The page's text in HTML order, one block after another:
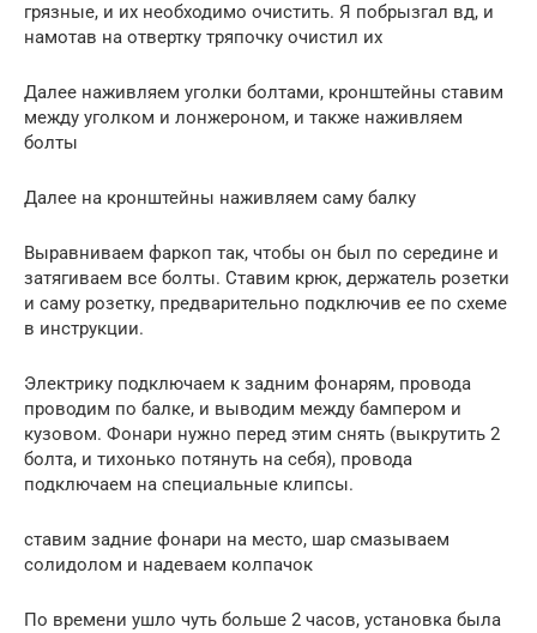
грязные, и их необходимо очистить. Я побрызгал вд, и
намотав на отвертку тряпочку очистил их
Далее наживляем уголки болтами, кронштейны ставим
между уголком и лонжероном, и также наживляем
болты
Далее на кронштейны наживляем саму балку
Выравниваем фаркоп так, чтобы он был по середине и
затягиваем все болты. Ставим крюк, держатель розетки
и саму розетку, предварительно подключив ее по схеме
в инструкции.
Электрику подключаем к задним фонарям, провода
проводим по балке, и выводим между бампером и
кузовом. Фонари нужно перед этим снять (выкрутить 2
болта, и тихонько потянуть на себя), провода
подключаем на специальные клипсы.
ставим задние фонари на место, шар смазываем
солидолом и надеваем колпачок
По времени ушло чуть больше 2 часов, установка была